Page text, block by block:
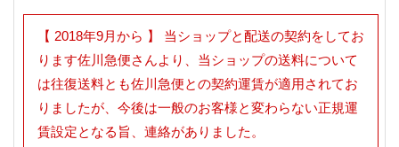
【 2018年9月から 】 当ショップと配送の契約をしてお
ります佐川急便さんより、当ショップの送料について
は往復送料とも佐川急便との契約運賃が適用されてお
りましたが、今後は一般のお客様と変わらない正規運
賃設定となる旨、連絡がありました。